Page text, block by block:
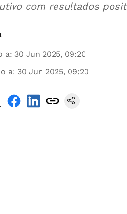
com resultados
a: 30 Jun 2025, 09:20
a: 30 Jun 2025, 09:20